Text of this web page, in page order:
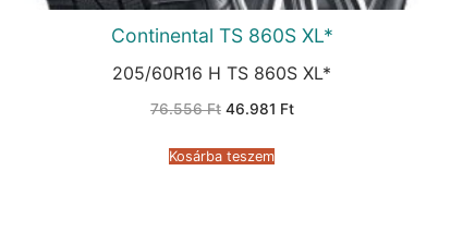
Continental TS 860S XL*
205/60R16 H TS 860S XL*
76.556Ft Original
76.556 Ft.
46.981 FtCurrent
Kosárba teszem